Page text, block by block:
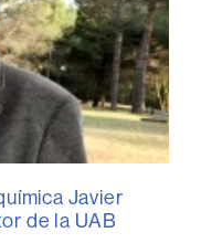
Javier
de la UAB